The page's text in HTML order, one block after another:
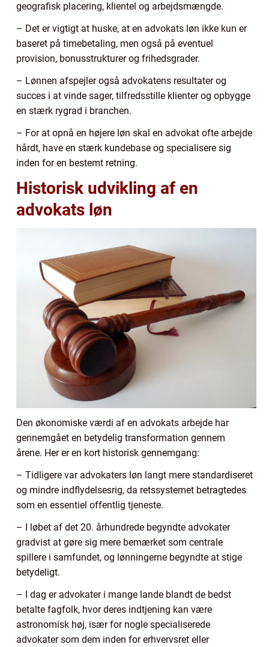
geografisk placering, klientel og arbejdsmængde.
– Det er vigtigt at huske, at en advokats løn ikke kun er
baseret på timebetaling, men også på eventuel
provision, bonusstrukturer og frihedsgrader.
– Lønnen afspejler også advokatens resultater og
succes i at vinde sager, tilfredsstille klienter og opbygge
en stærk rygrad i branchen.
– For at opnå en højere løn skal en advokat ofte arbejde
hårdt, have en stærk kundebase og specialisere sig
inden for en bestemt retning.
Historisk udvikling af en
advokats løn
Den økonomiske værdi af en advokats arbejde har
gennemgået en betydelig transformation gennem
årene. Her er en kort historisk gennemgang:
– Tidligere var advokaters løn langt mere standardiseret
og mindre indflydelsesrig, da retssystemet betragtedes
som en essentiel offentlig tjeneste.
– I løbet af det 20. århundrede begyndte advokater
gradvist at gøre sig mere bemærket som centrale
spillere i samfundet, og lønningerne begyndte at stige
betydeligt.
– I dag er advokater i mange lande blandt de bedst
betalte fagfolk, hvor deres indtjening kan være
astronomisk høj, især for nogle specialiserede
advokater som dem inden for erhvervsret eller